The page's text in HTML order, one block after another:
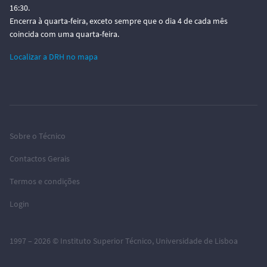
16:30.
Encerra à quarta-feira, exceto sempre que o dia 4 de cada mês
coincida com uma quarta-feira.
Localizar a DRH no mapa
Sobre o Técnico
Contactos Gerais
Termos e condições
Login
1997 – 2026 © Instituto Superior Técnico, Universidade de Lisboa